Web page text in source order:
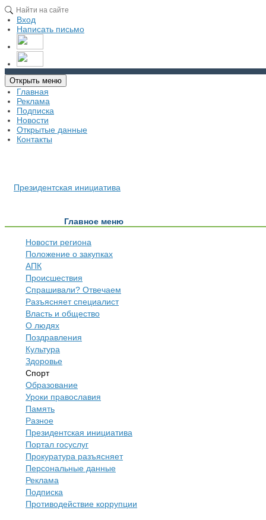
Вход
Написать письмо
Открыть меню
Главная
Реклама
Подписка
Новости
Открытые данные
Контакты
Президентская инициатива
Главное меню
Новости региона
Положение о закупках
АПК
Происшествия
Спрашивали? Отвечаем
Разъясняет специалист
Власть и общество
О людях
Поздравления
Культура
Здоровье
Спорт
Образование
Уроки православия
Память
Разное
Президентская инициатива
Портал госуслуг
Прокуратура разъясняет
Персональные данные
Реклама
Подписка
Противодействие коррупции